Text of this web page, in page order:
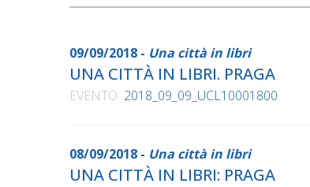
09/09/2018 - Una città in libri
UNA CITTÀ IN LIBRI. PRAGA
EVENTO 2018_09_09_UCL10001800
08/09/2018 - Una città in libri
UNA CITTÀ IN LIBRI: PRAGA